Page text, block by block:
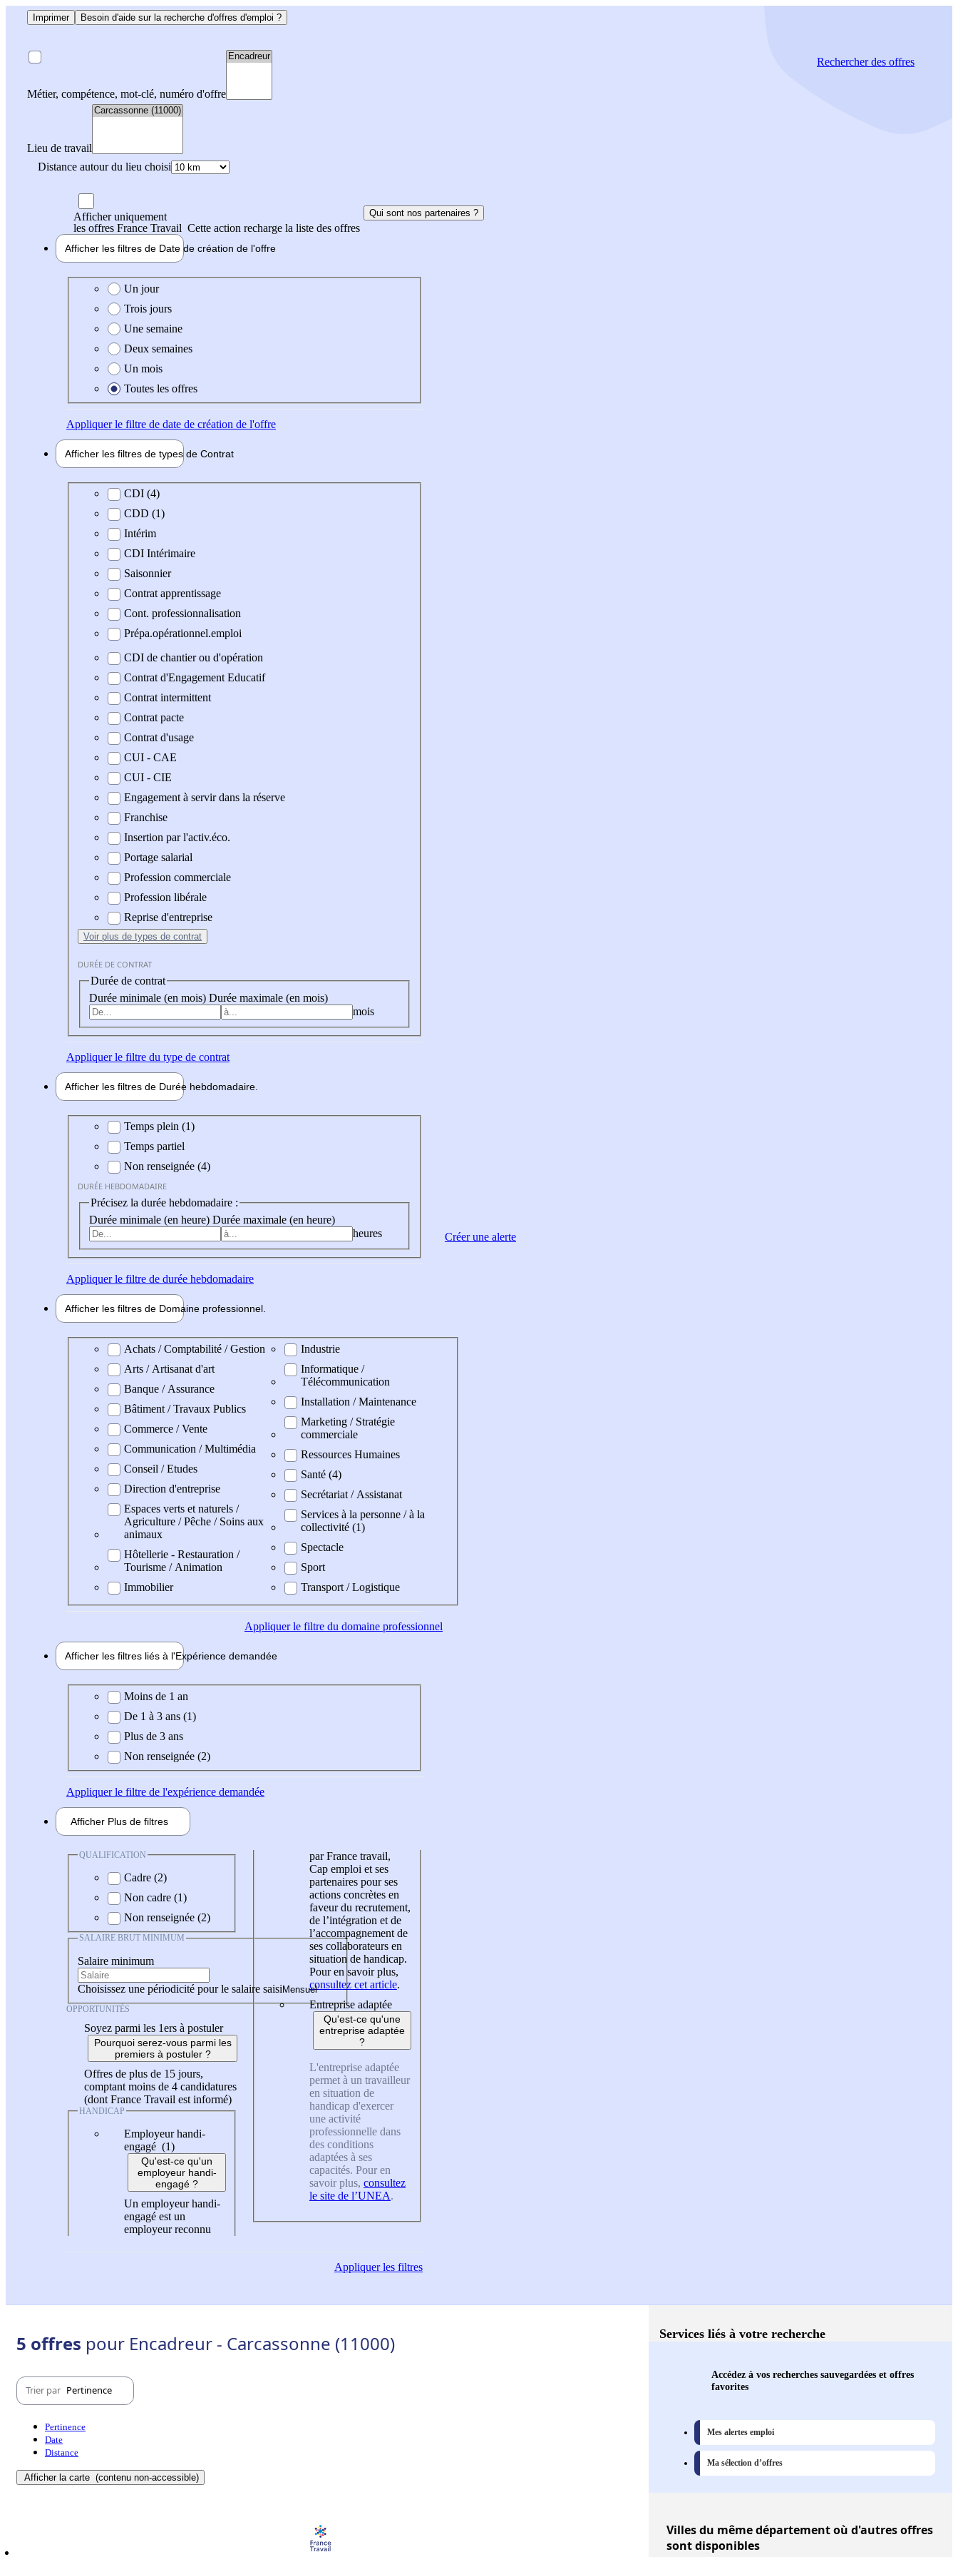
Imprimer Besoin d'aide sur la recherche d'offres d'emploi ?
Métier, compétence, mot-clé, numéro d'offre
Lieu de travail
Distance autour du lieu choisi
Rechercherdes offres
Afficher uniquement
les offres France Travail Cette action recharge la liste des offres
Qui sont nos partenaires ?
Afficher les filtres de Date de création de l'offre
Date de création de l'offre
Un jour
Trois jours
Une semaine
Deux semaines
Un mois
Toutes les offres
Appliquerle filtre de date de création de l'offre
Afficher les filtres de types de Contrat
Type de contrat
CDI (4)
CDD (1)
Intérim
CDI Intérimaire
Saisonnier
Contrat apprentissage
Cont. professionnalisation
Prépa.opérationnel.emploi
CDI de chantier ou d'opération
Contrat d'Engagement Educatif
Contrat intermittent
Contrat pacte
Contrat d'usage
CUI - CAE
CUI - CIE
Engagement à servir dans la réserve
Franchise
Insertion par l'activ.éco.
Portage salarial
Profession commerciale
Profession libérale
Reprise d'entreprise
Voir plus de types de contrat
DURÉE DE CONTRAT
Durée de contrat
Durée minimale (en mois) Durée maximale (en mois)
mois
Appliquerle filtre du type de contrat
Afficher les filtres de Durée hebdomadaire
Durée hebdomadaire
Temps plein (1)
Temps partiel
Non renseignée (4)
DURÉE HEBDOMADAIRE
Précisez la durée hebdomadaire :
Durée minimale (en heure) Durée maximale (en heure)
heures
Appliquerle filtre de durée hebdomadaire
Afficher les filtres de Domaine professionnel
Domaine professionel
Achats / Comptabilité / Gestion
Arts / Artisanat d'art
Banque / Assurance
Bâtiment / Travaux Publics
Commerce / Vente
Communication / Multimédia
Conseil / Etudes
Direction d'entreprise
Espaces verts et naturels /
Agriculture / Pêche / Soins aux
animaux
Hôtellerie - Restauration /
Tourisme / Animation
Immobilier
Industrie
Informatique /
Télécommunication
Installation / Maintenance
Marketing / Stratégie
commerciale
Ressources Humaines
Santé (4)
Secrétariat / Assistanat
Services à la personne / à la
collectivité (1)
Spectacle
Sport
Transport / Logistique
Appliquerle filtre du domaine professionnel
Afficher les filtres liés à l'Expérience demandée
Expérience demandée
Moins de 1 an
De 1 à 3 ans (1)
Plus de 3 ans
Non renseignée (2)
Appliquerle filtre de l'expérience demandée
Afficher Plus de filtres
QUALIFICATION
Cadre (2)
Non cadre (1)
Non renseignée (2)
SALAIRE BRUT MINIMUM
Salaire minimum
Choisissez une périodicité pour le salaire saisi
OPPORTUNITÉS
Soyez parmi les 1ers à postuler
Pourquoi serez-vous parmi les
premiers à postuler ?
Offres de plus de 15 jours,
comptant moins de 4 candidatures
(dont France Travail est informé)
HANDICAP
Employeur handi-
engagé (1)
Qu'est-ce qu'un
employeur handi-
engagé ?
Un employeur handi-
engagé est un
employeur reconnu
par France travail,
Cap emploi et ses
partenaires pour ses
actions concrètes en
faveur du recrutement,
de l’intégration et de
l’accompagnement de
ses collaborateurs en
situation de handicap.
Pour en savoir plus,
consultez cet article.
Entreprise adaptée
Qu'est-ce qu'une
entreprise adaptée
?
L'entreprise adaptée
permet à un travailleur
en situation de
handicap d'exercer
une activité
professionnelle dans
des conditions
adaptées à ses
capacités. Pour en
savoir plus, consultez
le site de l’UNEA.
Appliquerles filtres
Créer une alerte
5 offres pour Encadreur - Carcassonne (11000)
Trier par Pertinence
Pertinence
Date
Distance
Afficher la carte (contenu non-accessible)
Services liés à votre recherche
Accédez à vos recherches sauvegardées et offres
favorites
Mes alertes emploi
Ma sélection d’offres
Villesdu même département où d'autres offres
sont disponibles